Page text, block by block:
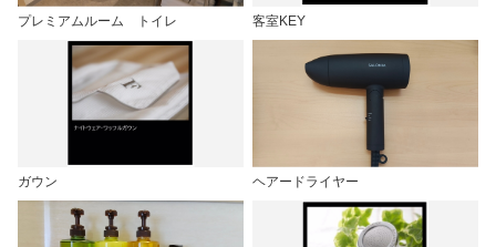
プレミアムルーム トイレ 客室KEY
ガウン ヘアードライヤー